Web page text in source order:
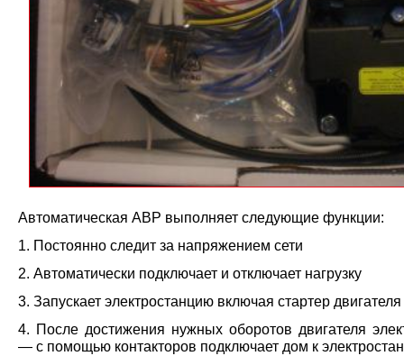
Автоматическая АВР выполняет следующие функции:
1. Постоянно следит за напряжением сети
2. Автоматически подключает и отключает нагрузку
3. Запускает электростанцию включая стартер двигателя
4. После достижения нужных оборотов двигателя
— с помощью контакторов подключает дом к